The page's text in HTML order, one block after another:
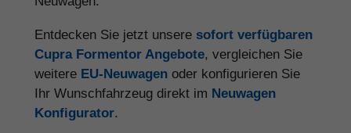
Entdecken Sie jetzt unsere sofort verfügbaren
Cupra Formentor Angebote, vergleichen Sie
weitere EU-Neuwagen oder konfigurieren Sie
Ihr Wunschfahrzeug direkt im Neuwagen
Konfigurator.